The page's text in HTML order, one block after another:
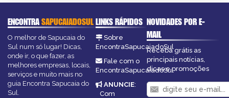
ENCONTRASAPUCAIADOSUL
O melhor de Sapucaia do
Sul num só lugar! Dicas,
onde ir, o que fazer, as
melhores empresas, locais,
serviços e muito mais no
guia Encontra Sapucaia do
Sul.
LINKS RÁPIDOS
Sobre
EncontraSapucaiadoSul
Fale com o
EncontraSapucaiadoSul
ANUNCIE:
Com
NOVIDADES POR E-
MAIL
Receba grátis as
principais notícias,
dicas e promoções